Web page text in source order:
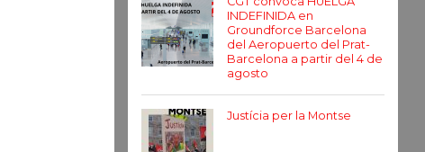
INDEFINIDA en
Groundforce Barcelona
del Aeropuerto del Prat-
Barcelona a partir del 4 de
agosto
Justícia per la Montse